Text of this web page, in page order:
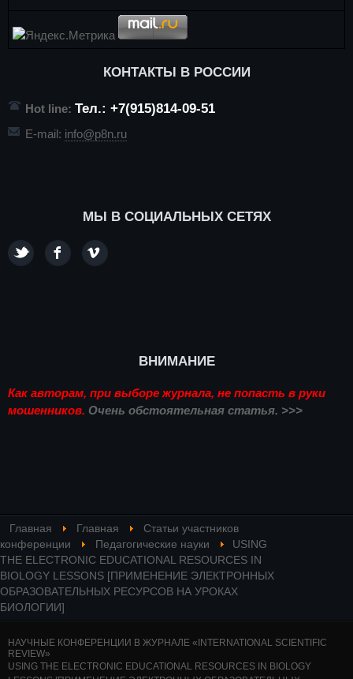
КОНТАКТЫ В РОССИИ
Hot line: Тел.: +7(915)814-09-51
E-mail: info@p8n.ru
МЫ В СОЦИАЛЬНЫХ СЕТЯХ
ВНИМАНИЕ
Как авторам, при выборе журнала, не попасть в руки
мошенников. Очень обстоятельная статья. >>>
Главная Главная
Статьи участников
конференции
Педагогические науки
USING
THE ELECTRONIC EDUCATIONAL RESOURCES IN
BIOLOGY LESSONS [ПРИМЕНЕНИЕ ЭЛЕКТРОННЫХ
ОБРАЗОВАТЕЛЬНЫХ РЕСУРСОВ НА УРОКАХ
БИОЛОГИИ]
НАУЧНЫЕ КОНФЕРЕНЦИИ В ЖУРНАЛЕ «INTERNATIONAL SCIENTIFIC
REVIEW»
USING THE ELECTRONIC EDUCATIONAL RESOURCES IN BIOLOGY